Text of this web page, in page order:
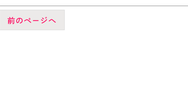
前のページへ